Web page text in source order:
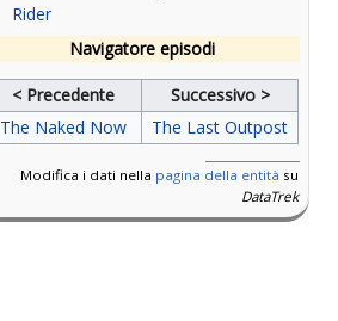
Rider
Navigatore episodi
< Precedente
Successivo >
The Naked Now
The Last Outpost
Modifica i dati nella pagina della entità su
DataTrek